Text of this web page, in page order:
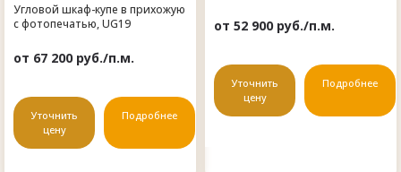
Угловой шкаф-купе в прихожую
с фотопечатью, UG19
от 67 200 руб./п.м.
Уточнить
цену
Подробнее
от 52 900 руб./п.м.
Уточнить
цену
Подробнее